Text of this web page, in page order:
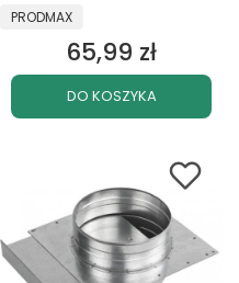
PRODUCENT
PRODMAX
Cena
65,99 zł
DO KOSZYKA